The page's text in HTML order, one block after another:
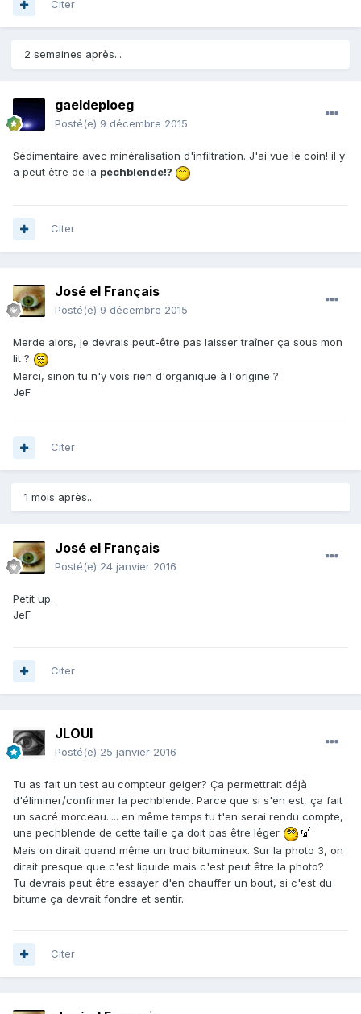
Citer
2 semaines après...
gaeldeploeg
Posté(e) 9 décembre 2015
Sédimentaire avec minéralisation d'infiltration. J'ai vue le coin! il y
a peut être de la pechblende!?
Citer
José el Français
Posté(e) 9 décembre 2015
Merde alors, je devrais peut-être pas laisser traîner ça sous mon
lit ?
Merci, sinon tu n'y vois rien d'organique à l'origine ?
JeF
Citer
1 mois après...
José el Français
Posté(e) 24 janvier 2016
Petit up.
JeF
Citer
JLOUI
Posté(e) 25 janvier 2016
Tu as fait un test au compteur geiger? Ça permettrait déjà
d'éliminer/confirmer la pechblende. Parce que si s'en est, ça fait
un sacré morceau..... en même temps tu t'en serai rendu compte,
une pechblende de cette taille ça doit pas être léger
Mais on dirait quand même un truc bitumineux. Sur la photo 3, on
dirait presque que c'est liquide mais c'est peut être la photo?
Tu devrais peut être essayer d'en chauffer un bout, si c'est du
bitume ça devrait fondre et sentir.
Citer